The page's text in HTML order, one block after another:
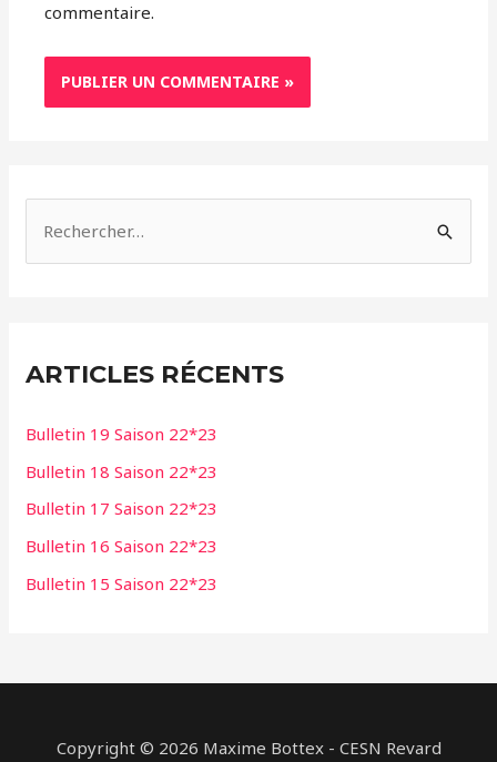
commentaire.
ARTICLES RÉCENTS
Bulletin 19 Saison 22*23
Bulletin 18 Saison 22*23
Bulletin 17 Saison 22*23
Bulletin 16 Saison 22*23
Bulletin 15 Saison 22*23
Copyright © 2026 Maxime Bottex - CESN Revard